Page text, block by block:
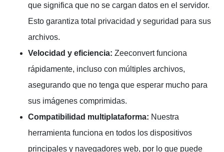
que significa que no se cargan datos en el servidor.
Esto garantiza total privacidad y seguridad para sus
archivos.
Velocidad y eficiencia: Zeeconvert funciona
rápidamente, incluso con múltiples archivos,
asegurando que no tenga que esperar mucho para
sus imágenes comprimidas.
Compatibilidad multiplataforma: Nuestra
herramienta funciona en todos los dispositivos
principales y navegadores web, por lo que puede